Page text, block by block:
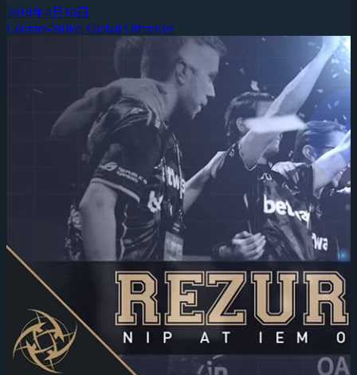
2018年4月16日
Counter-Strike: Global Offensive